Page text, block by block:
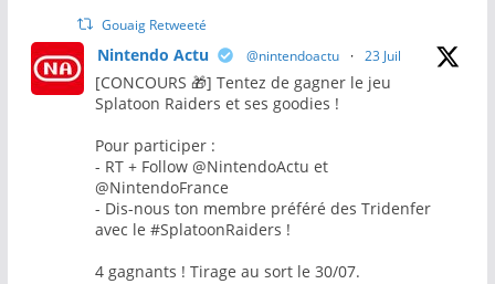
Gouaig Retweeté
Nintendo Actu @nintendoactu · 23 Juil
[CONCOURS 🎁] Tentez de gagner le jeu
Splatoon Raiders et ses goodies !
Pour participer :
- RT + Follow @NintendoActu et
@NintendoFrance
- Dis-nous ton membre préféré des Tridenfer
avec le #SplatoonRaiders !
4 gagnants ! Tirage au sort le 30/07.